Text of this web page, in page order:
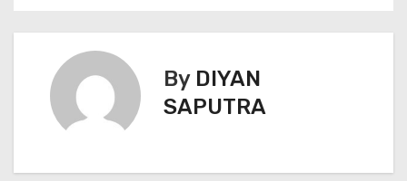
By DIYAN
SAPUTRA